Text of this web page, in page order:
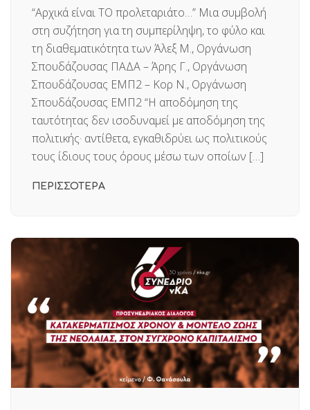
“Αρχικά είναι ΤΟ προλεταριάτο…” Μια συμβολή
στη συζήτηση για τη συμπερίληψη, το φύλο και
τη διαθεματικότητα των Άλεξ Μ., Οργάνωση
Σπουδάζουσας ΠΑΔΑ – Άρης Γ., Οργάνωση
Σπουδάζουσας ΕΜΠ2 – Κορ Ν., Οργάνωση
Σπουδάζουσας ΕΜΠ2 “Η αποδόμηση της
ταυτότητας δεν ισοδυναμεί με αποδόμηση της
πολιτικής· αντίθετα, εγκαθιδρύει ως πολιτικούς
τους ίδιους τους όρους μέσω των οποίων […]
ΠΕΡΙΣΣΟΤΕΡΑ